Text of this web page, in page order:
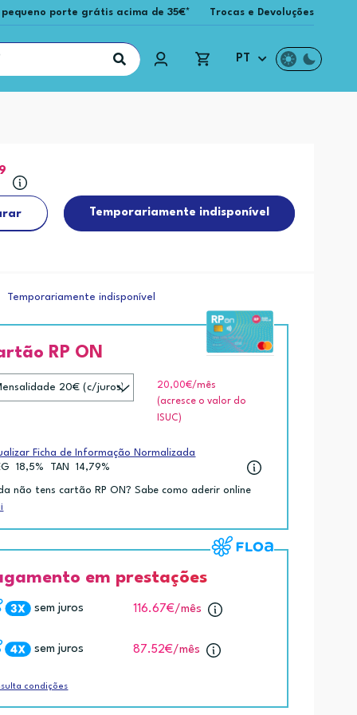
porte grátis acima de 35€* Trocas e Devoluções
PT
Temporariamente indisponível
Temporariamente indisponível
RP ON
20,00€/mês
(acresce o valor do
ISUC)
Ficha de Informação Normalizada
18,5% TAN 14,79%
não tens cartão RP ON? Sabe como aderir online
em prestações
sem juros 116.67€/mês
sem juros 87.52€/mês
condições